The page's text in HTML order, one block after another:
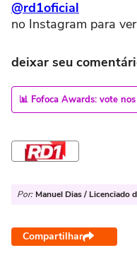
@rd1oficial
no Instagram para
deixar seu
📊 Fofoca Awards: vote
Por: Manuel Dias / Licenciado
Compartilhar